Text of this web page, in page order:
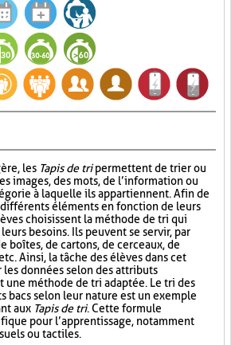
les Tapis de tripermettent de trier ou
images, des mots, de l’information ou
à laquelle ils appartiennent. Afin de
différents éléments en fonction de leurs
choisissent la méthode de tri qui
besoins. Ils peuvent se servir, par
boîtes, de cartons, de cerceaux, de
Ainsi, la tâche des élèves dans cet
les données selon des attributs
une méthode de tri adaptée. Le tri des
bacs selon leur nature est un exemple
aux Tapis de tri. Cette formule
pour l’apprentissage, notamment
ou tactiles.